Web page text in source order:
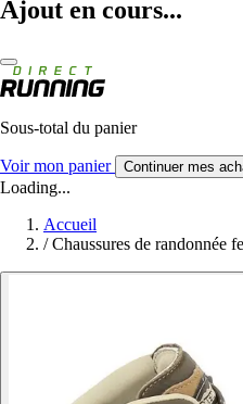
Ajout en cours...
Sous-total du panier
Voir mon panier Continuer mes
Loading...
Accueil
/ Chaussures de randonnée